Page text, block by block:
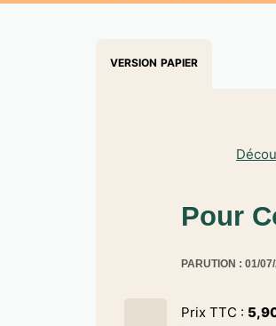
VERSION PAPIER
Pour
PARUTION : 01/
Prix TTC :